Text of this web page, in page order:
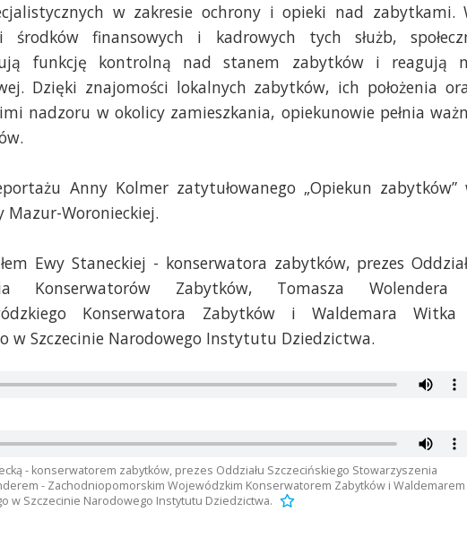
w zakresie ochrony i opieki nad zabytkami.
środków finansowych i kadrowych tych służb,
funkcję kontrolną nad stanem zabytków i reagują
Dzięki znajomości lokalnych zabytków, ich położenia
nadzoru w okolicy zamieszkania, opiekunowie pełnia
Anny Kolmer zatytułowanego „Opiekun zabytków”
Mazur-Woronieckiej.
Ewy Staneckiej - konserwatora zabytków, prezes
Konserwatorów Zabytków, Tomasza
Konserwatora Zabytków i Waldemara
w Szczecinie Narodowego Instytutu Dziedzictwa.
- konserwatorem zabytków, prezes Oddziału Szczecińskiego Stowarzyszenia
- Zachodniopomorskim Wojewódzkim Konserwatorem Zabytków i Waldemarem
w Szczecinie Narodowego Instytutu Dziedzictwa.